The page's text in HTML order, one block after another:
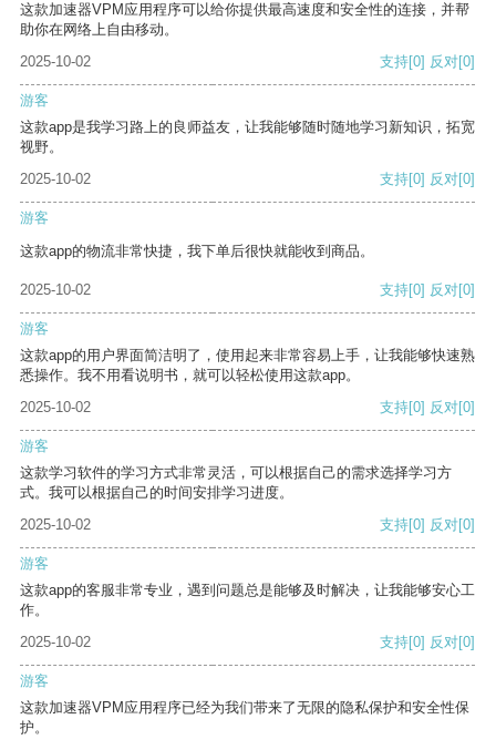
这款加速器VPM应用程序可以给你提供最高速度和安全性的连接，并帮
助你在网络上自由移动。
2025-10-02
支持[0] 反对[0]
游客
这款app是我学习路上的良师益友，让我能够随时随地学习新知识，拓宽
视野。
2025-10-02
支持[0] 反对[0]
游客
这款app的物流非常快捷，我下单后很快就能收到商品。
2025-10-02 支持[0] 反对[0]
游客
这款app的用户界面简洁明了，使用起来非常容易上手，让我能够快速熟
悉操作。我不用看说明书，就可以轻松使用这款app。
2025-10-02
支持[0] 反对[0]
游客
这款学习软件的学习方式非常灵活，可以根据自己的需求选择学习方
式。我可以根据自己的时间安排学习进度。
2025-10-02
支持[0] 反对[0]
游客
这款app的客服非常专业，遇到问题总是能够及时解决，让我能够安心工
作。
2025-10-02
支持[0] 反对[0]
游客
这款加速器VPM应用程序已经为我们带来了无限的隐私保护和安全性保
护。